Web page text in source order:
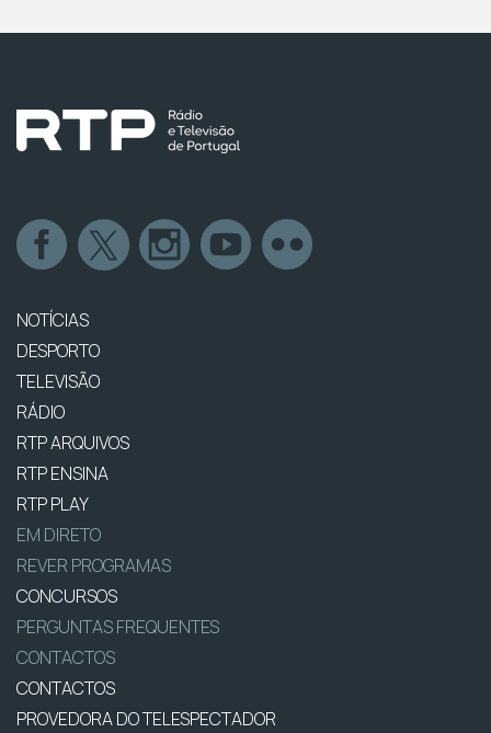
NOTÍCIAS
DESPORTO
TELEVISÃO
RÁDIO
RTP ARQUIVOS
RTP ENSINA
RTP PLAY
EM DIRETO
REVER PROGRAMAS
CONCURSOS
PERGUNTAS FREQUENTES
CONTACTOS
CONTACTOS
PROVEDORA DO TELESPECTADOR